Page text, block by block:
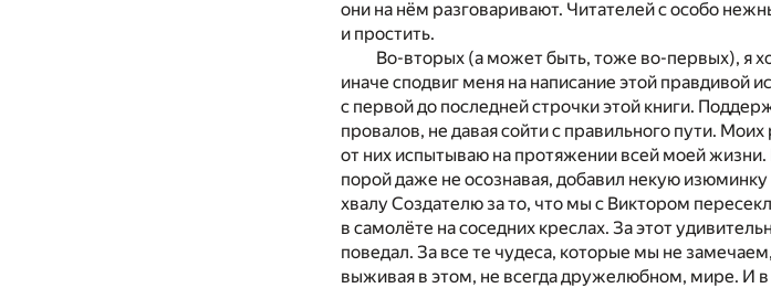
они на нём разговаривают. Читателей с особо
и простить.
Во-вторых (а может быть, тоже во-первых), я
иначе сподвиг меня на написание этой правдивой
с первой до последней строчки этой книги.
провалов, не давая сойти с правильного пути.
от них испытываю на протяжении всей моей жизни.
порой даже не осознавая, добавил некую
хвалу Создателю за то, что мы с Виктором
в самолёте на соседних креслах. За этот
поведал. За все те чудеса, которые мы не
выживая в этом, не всегда дружелюбном, мире. И в